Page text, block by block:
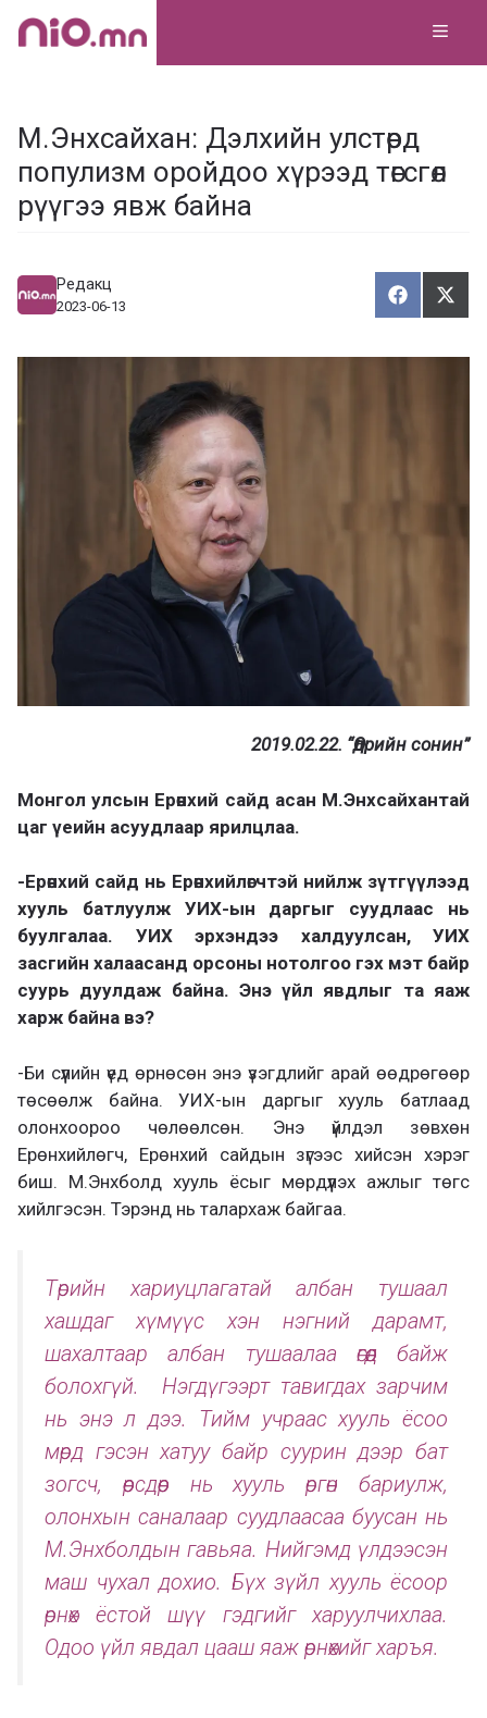
Skip
М.Энхсайхан: Дэлхийн улстөрд
популизм оройдоо хүрээд төгсгөл
рүүгээ явж байна
Редакц
2023-06-13
Х
у
а
Т
э
2019.02.22. “Өдрийн сонин”
Монгол улсын Ерөнхий сайд асан М.Энхсайхантай
цаг үеийн асуудлаар ярилцлаа.
-Ерөнхий сайд нь Ерөнхийлөгчтэй нийлж зүтгүүлээд
хууль батлуулж УИХ-ын даргыг суудлаас нь
буулгалаа. УИХ эрхэндээ халдуулсан, УИХ
засгийн халаасанд орсоны нотолгоо гэх мэт байр
суурь дуулдаж байна. Энэ үйл явдлыг та яаж
харж байна вэ?
-Би сүүлийн үед өрнөсөн энэ үзэгдлийг арай өөдрөгөөр
төсөөлж байна. УИХ-ын даргыг хууль батлаад
олонхоороо чөлөөлсөн. Энэ үйлдэл зөвхөн
Ерөнхийлөгч, Ерөнхий сайдын зүгээс хийсэн хэрэг
биш. М.Энхболд хууль ёсыг мөрдүүлэх ажлыг төгс
хийлгэсэн. Тэрэнд нь талархаж байгаа.
Төрийн хариуцлагатай албан тушаал
хашдаг хүмүүс хэн нэгний дарамт,
шахалтаар албан тушаалаа өгөөд байж
болохгүй. Нэгдүгээрт тавигдах зарчим
нь энэ л дээ. Тийм учраас хууль ёсоо
мөрд гэсэн хатуу байр суурин дээр бат
зогсч, өөрсдөөр нь хууль өргөн бариулж,
олонхын саналаар суудлаасаа буусан нь
М.Энхболдын гавьяа. Нийгэмд үлдээсэн
маш чухал дохио. Бүх зүйл хууль ёсоор
өрнөх ёстой шүү гэдгийг харуулчихлаа.
Одоо үйл явдал цааш яаж өрнөхийг харъя.